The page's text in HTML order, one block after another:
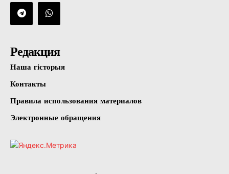
Редакция
Наша гісторыя
Контакты
Правила использования материалов
Электронные обращения